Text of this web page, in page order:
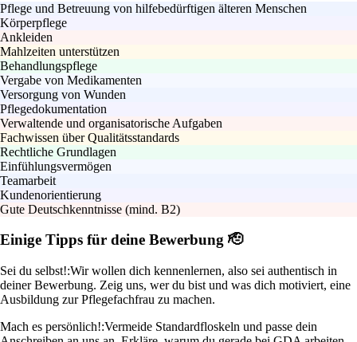
Pflege und Betreuung von hilfebedürftigen älteren Menschen
Körperpflege
Ankleiden
Mahlzeiten unterstützen
Behandlungspflege
Vergabe von Medikamenten
Versorgung von Wunden
Pflegedokumentation
Verwaltende und organisatorische Aufgaben
Fachwissen über Qualitätsstandards
Rechtliche Grundlagen
Einfühlungsvermögen
Teamarbeit
Kundenorientierung
Gute Deutschkenntnisse (mind. B2)
Einige Tipps für deine Bewerbung 🫡
Sei du selbst!:Wir wollen dich kennenlernen, also sei authentisch in
deiner Bewerbung. Zeig uns, wer du bist und was dich motiviert, eine
Ausbildung zur Pflegefachfrau zu machen.
Mach es persönlich!:Vermeide Standardfloskeln und passe dein